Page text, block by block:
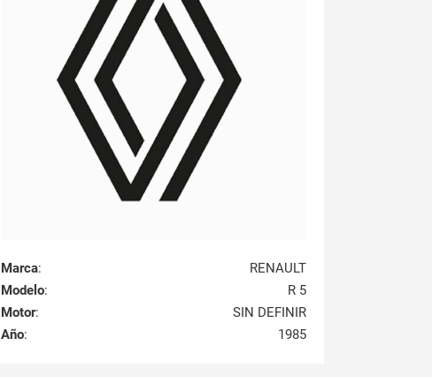
Marca:
RENAULT
Modelo:
R 5
Motor:
SIN DEFINIR
Año: 1985